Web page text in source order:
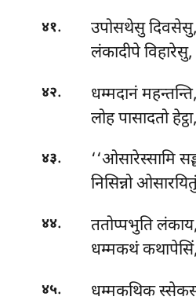
४१.
उपोसथेसु
लंकादीपे
४२.
धम्मदानं
लोह पासादतो
४३.
‘‘ओसारेस्सामि
निसिन्नो
४४.
ततोप्पभुति
धम्मकथं
४५.
धम्मकथिक